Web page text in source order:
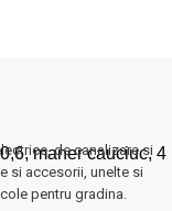
de canalizare si
si accesorii, unelte si
pentru gradina.